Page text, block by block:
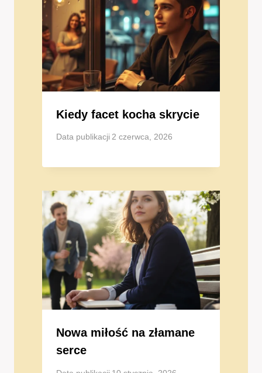
Kiedy facet kocha skrycie
Data publikacji 2 czerwca, 2026
Nowa miłość na złamane
serce